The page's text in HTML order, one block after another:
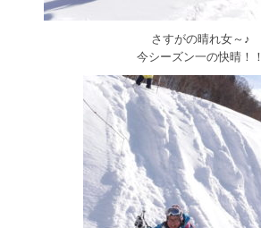
さすがの晴れ女～♪
今シーズン一の快晴！！